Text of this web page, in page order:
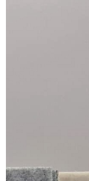
ТКАНЬ ВОЙЛОК